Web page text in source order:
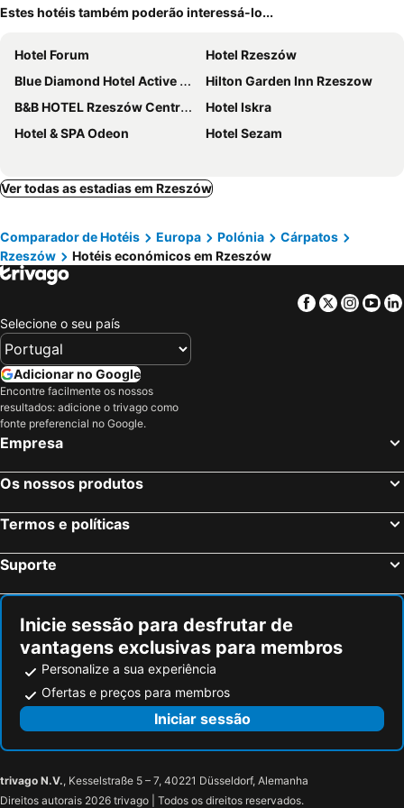
Estes hotéis também poderão interessá-lo...
Hotel Forum
Hotel Rzeszów
Blue Diamond Hotel Active SPA
Hilton Garden Inn Rzeszow
B&B HOTEL Rzeszów Centrum
Hotel Iskra
Hotel & SPA Odeon
Hotel Sezam
Ver todas as estadias em Rzeszów
Comparador de Hotéis Europa Polónia
Cárpatos
Rzeszów
Hotéis económicos em Rzeszów
Facebook
Twitter
Selecione o seu país
Adicionar no Google
Encontre facilmente os nossos
resultados: adicione o trivago como
fonte preferencial no Google.
Empresa
Os nossos produtos
Termos e políticas
Suporte
Inicie sessão para desfrutar de
vantagens exclusivas para membros
Personalize a sua experiência
Ofertas e preços para membros
Iniciar sessão
trivago N.V., Kesselstraße 5 – 7, 40221 Düsseldorf, Alemanha
Direitos autorais 2026 trivago | Todos os direitos reservados.